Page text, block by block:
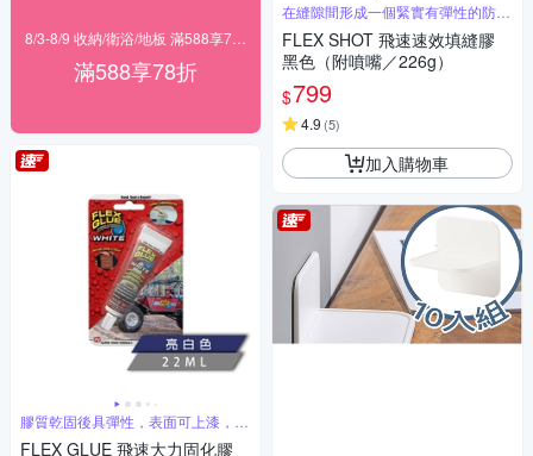
滿588享78折
膠質乾固後具彈性，表面可上漆，施
作性極佳
FLEX GLUE 飛速大力固化膠
在縫隙間形成一個緊實有彈性的防水
屏障
FLEX SHOT 飛速速效填縫膠
黑色（附噴嘴／226g）
$799
4.9 (5)
加入購物車